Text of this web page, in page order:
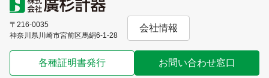
〒216-0035
神奈川県川崎市宮前区馬絹6-1-28
会社情報
各種証明書発行 お問い合わせ窓口